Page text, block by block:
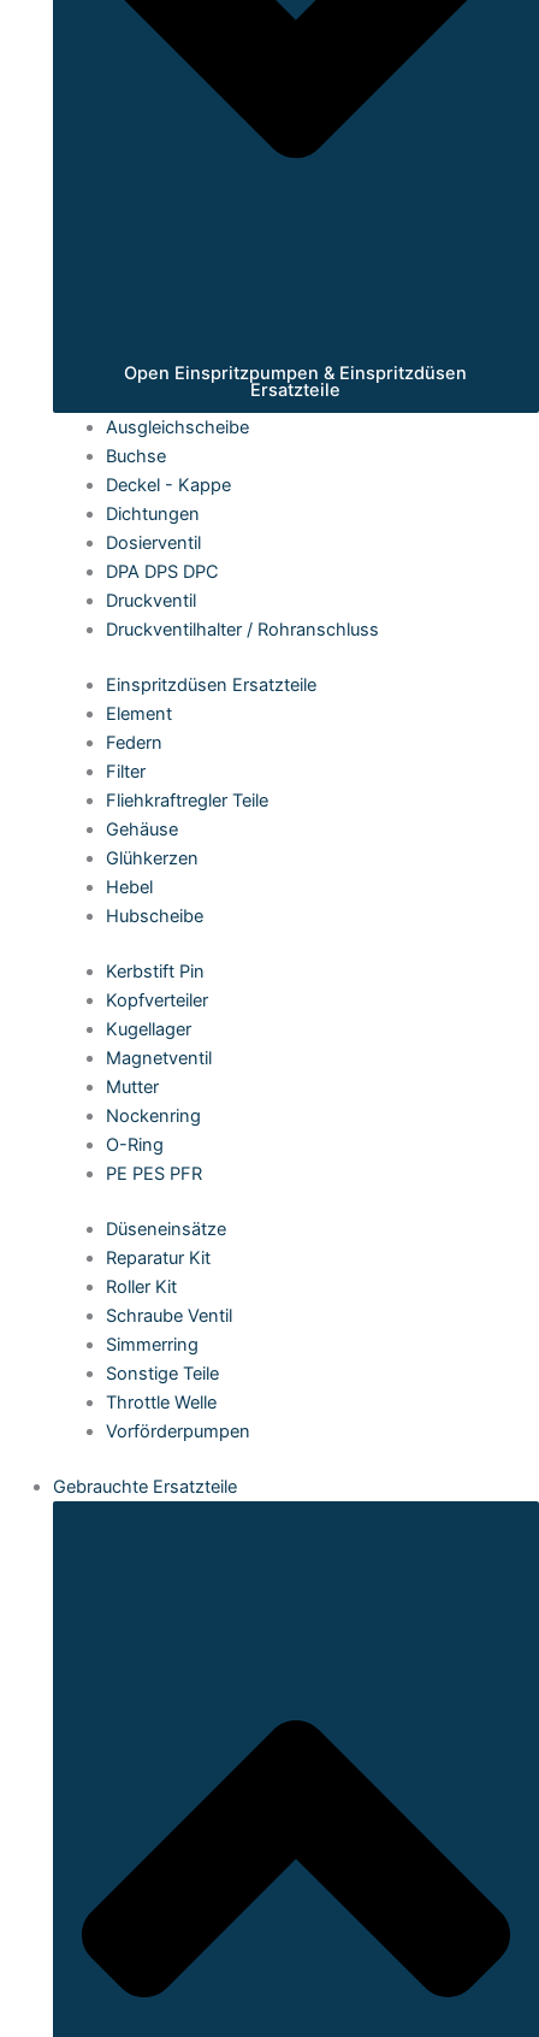
Open Einspritzpumpen & Einspritzdüsen
Ersatzteile
Ausgleichscheibe
Buchse
Deckel - Kappe
Dichtungen
Dosierventil
DPA DPS DPC
Druckventil
Druckventilhalter / Rohranschluss
Einspritzdüsen Ersatzteile
Element
Federn
Filter
Fliehkraftregler Teile
Gehäuse
Glühkerzen
Hebel
Hubscheibe
Kerbstift Pin
Kopfverteiler
Kugellager
Magnetventil
Mutter
Nockenring
O-Ring
PE PES PFR
Düseneinsätze
Reparatur Kit
Roller Kit
Schraube Ventil
Simmerring
Sonstige Teile
Throttle Welle
Vorförderpumpen
Gebrauchte Ersatzteile